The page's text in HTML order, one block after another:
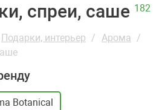
спреи, саше 182
Подарки, интерьер
Арома
Botanical